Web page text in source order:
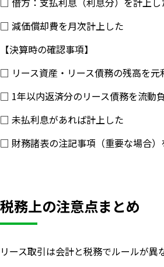
□ 減価償却費を月次計上した
【決算時の確認事項】
□ リース資産・リース債務の残高を元
□ 1年以内返済分のリース債務を流動
□ 未払利息があれば計上した
□ 財務諸表の注記事項（重要な場合）
税務上の注意点まとめ
リース取引は会計と税務でルールが